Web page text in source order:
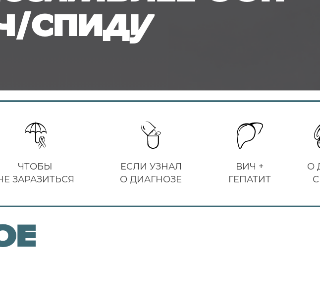
СПИДу
ЧТОБЫ
ЗАРАЗИТЬСЯ
ЕСЛИ УЗНАЛ
О ДИАГНОЗЕ
ВИЧ +
ГЕПАТИТ
О